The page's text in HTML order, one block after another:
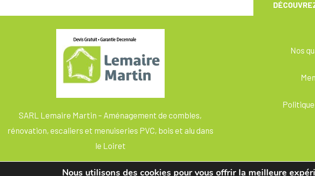
SARL Lemaire Martin – Aménagement de combles,
rénovation, escaliers et menuiseries PVC, bois et alu dans
le Loiret
Nos
Nous utilisons des cookies pour vous offrir la meilleure